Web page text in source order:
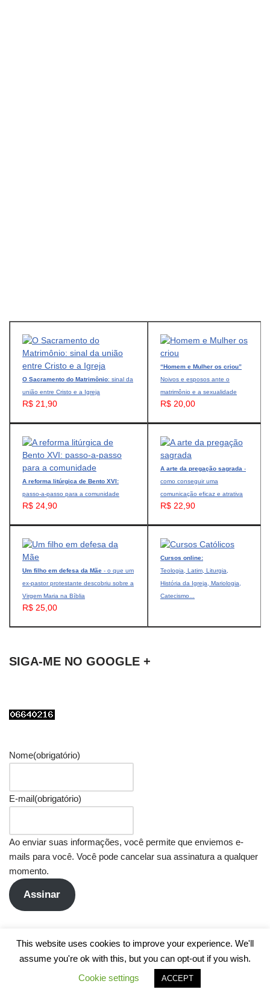
O Sacramento do Matrimônio: sinal da
união entre Cristo e a Igreja
R$ 21,90
“Homem e Mulher os criou”
Noivos e esposos ante o
matrimônio e a sexualidade
R$ 20,00
A reforma litúrgica de Bento XVI:
passo-a-passo para a comunidade
R$ 24,90
A arte da pregação sagrada -
como conseguir uma
comunicação eficaz e atrativa
R$ 22,90
Um filho em defesa da Mãe - o que um
ex-pastor protestante descobriu sobre a
Virgem Maria na Bíblia
R$ 25,00
Cursos online:
Teologia, Latim, Liturgia,
História da Igreja, Mariologia,
Catecismo...
SIGA-ME NO GOOGLE +
Nome(obrigatório)
E-mail(obrigatório)
Ao enviar suas informações, você permite que enviemos e-
mails para você. Você pode cancelar sua assinatura a qualquer
momento.
Assinar
This website uses cookies to improve your experience. We'll
assume you're ok with this, but you can opt-out if you wish.
Cookie settings
ACCEPT